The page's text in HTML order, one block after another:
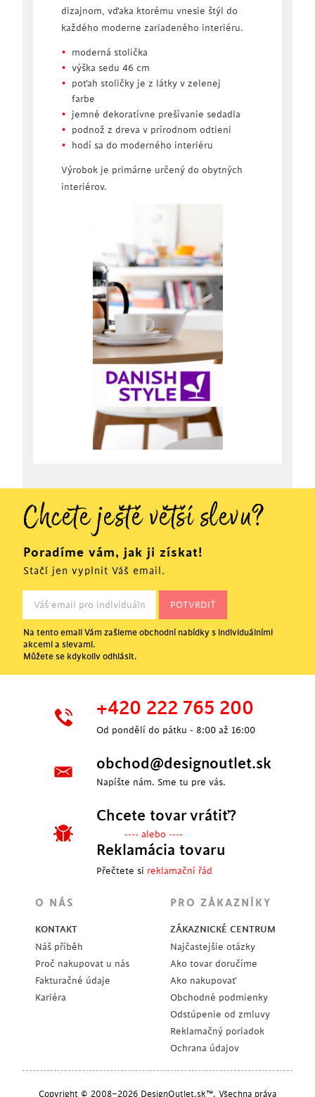
dizajnom, vďaka ktorému vnesie štýl do
každého moderne zariadeného interiéru.
moderná stolička
výška sedu 46 cm
poťah stoličky je z látky v zelenej
farbe
jemné dekoratívne prešívanie sedadla
podnož z dreva v prírodnom odtieni
hodí sa do moderného interiéru
Výrobok je primárne určený do obytných
interiérov.
Chcete ještě větší slevu?
Poradíme vám, jak ji získat!
Stačí jen vyplnit Váš email.
Na tento email Vám zašleme obchodní nabídky s individuálními
akcemi a slevami.
Můžete se kdykoliv odhlásit.
+420 222 765 200
Od pondělí do pátku - 8:00 až 16:00
obchod@designoutlet.sk
Napíšte nám. Sme tu pre vás.
Chcete tovar vrátiť?
---- alebo ----
Reklamácia tovaru
Přečtete si reklamační řád
O NÁS
KONTAKT
Náš příběh
Proč nakupovat u nás
Fakturačné údaje
Kariéra
PRO ZÁKAZNÍKY
ZÁKAZNICKÉ CENTRUM
Najčastejšie otázky
Ako tovar doručíme
Ako nakupovať
Obchodné podmienky
Odstúpenie od zmluvy
Reklamačný poriadok
Ochrana údajov
Copyright © 2008–2026 DesignOutlet.sk™. Všechna práva